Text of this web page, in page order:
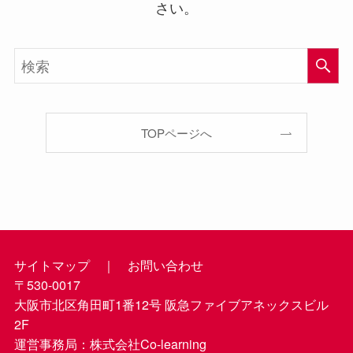
さい。
TOPページへ
サイトマップ｜ お問い合わせ
〒530-0017
大阪市北区角田町1番12号 阪急ファイブアネックスビル
2F
運営事務局：株式会社Co-learning